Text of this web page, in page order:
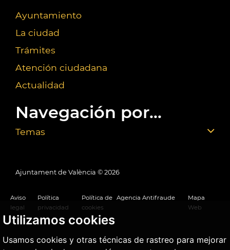
Utilizamos cookies
Usamos cookies y otras técnicas de rastreo para mejorar
Ayuntamiento
La ciudad
Trámites
Atención ciudadana
Actualidad
Navegación por...
Temas
Ajuntament de València © 2026
Aviso
legal
Política
privacidad
Política de
cookies
Agencia Antifraude
Mapa
Web